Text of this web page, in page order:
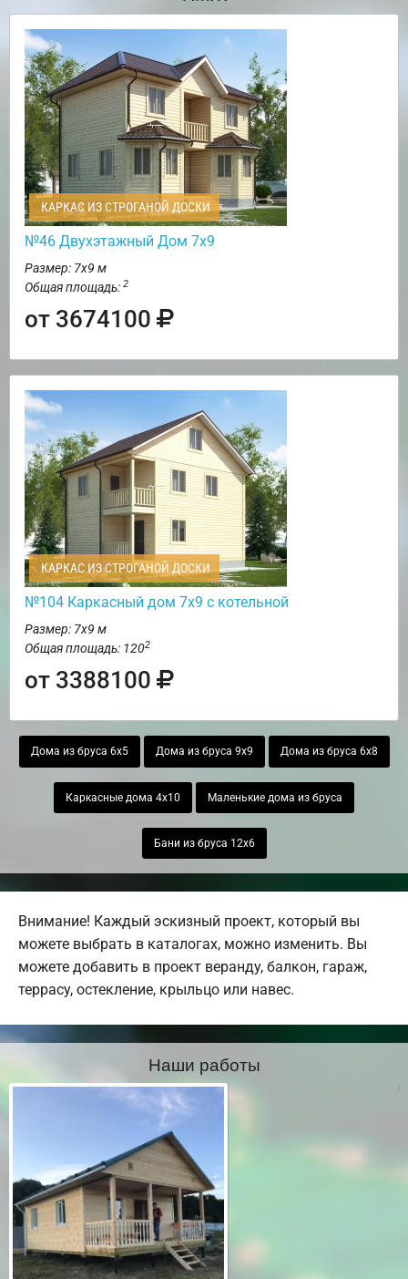
КАРКАС ИЗ СТРОГАНОЙ ДОСКИ
№46 Двухэтажный Дом 7х9
Размер: 7х9 м
Общая площадь: 2
от 3674100
КАРКАС ИЗ СТРОГАНОЙ ДОСКИ
№104 Каркасный дом 7х9 с котельной
Размер: 7х9 м
Общая площадь: 1202
от 3388100
Дома из бруса 6х5 Дома из бруса 9х9 Дома из бруса 6х8
Каркасные дома 4х10 Маленькие дома из бруса
Бани из бруса 12х6
Внимание! Каждый эскизный проект, который вы
можете выбрать в каталогах, можно изменить. Вы
можете добавить в проект веранду, балкон, гараж,
террасу, остекление, крыльцо или навес.
Наши работы